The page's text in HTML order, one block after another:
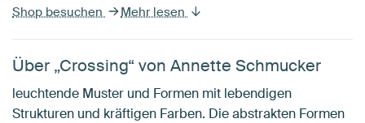
Shop besuchen Mehr lesen
Über „Crossing“ von Annette Schmucker
leuchtende Muster und Formen mit lebendigen
Strukturen und kräftigen Farben. Die abstrakten Formen